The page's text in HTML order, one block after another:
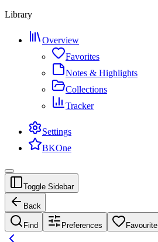
Library
Overview
Favorites
Notes & Highlights
Collections
Tracker
Settings
BKOne
Toggle Sidebar
Back
Find Preferences Favourite